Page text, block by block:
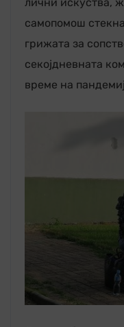
самопомош
грижата за
секојдневната
време на